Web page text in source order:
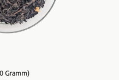
Gramm)